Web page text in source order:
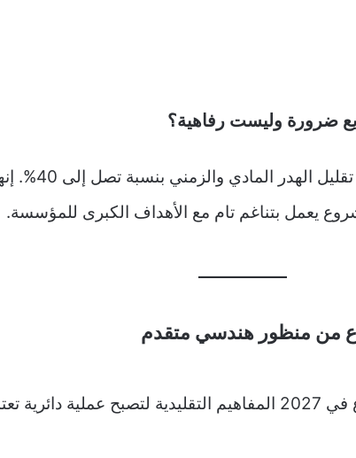
ضرورة وليست رفاهية؟
تساعد الهندسة الدقيقة في
يعمل بتناغم تام مع الأهداف الكبرى للمؤسسة.
من منظور هندسي متقدم
تجاوزت دورة حياة المشروع في 2027 المفاهيم التقليدية لتصبح عملية